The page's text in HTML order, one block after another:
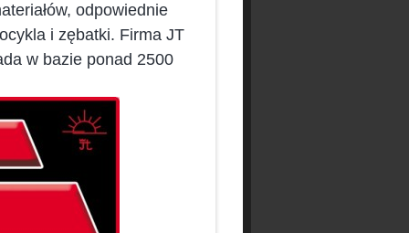
odpowiednie
i zębatki. Firma JT
w bazie ponad 2500